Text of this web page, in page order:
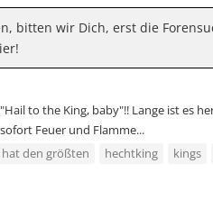
bitten wir Dich, erst die
to the King, baby"!! Lange ist
Feuer und Flamme...
den größten hechtking kings